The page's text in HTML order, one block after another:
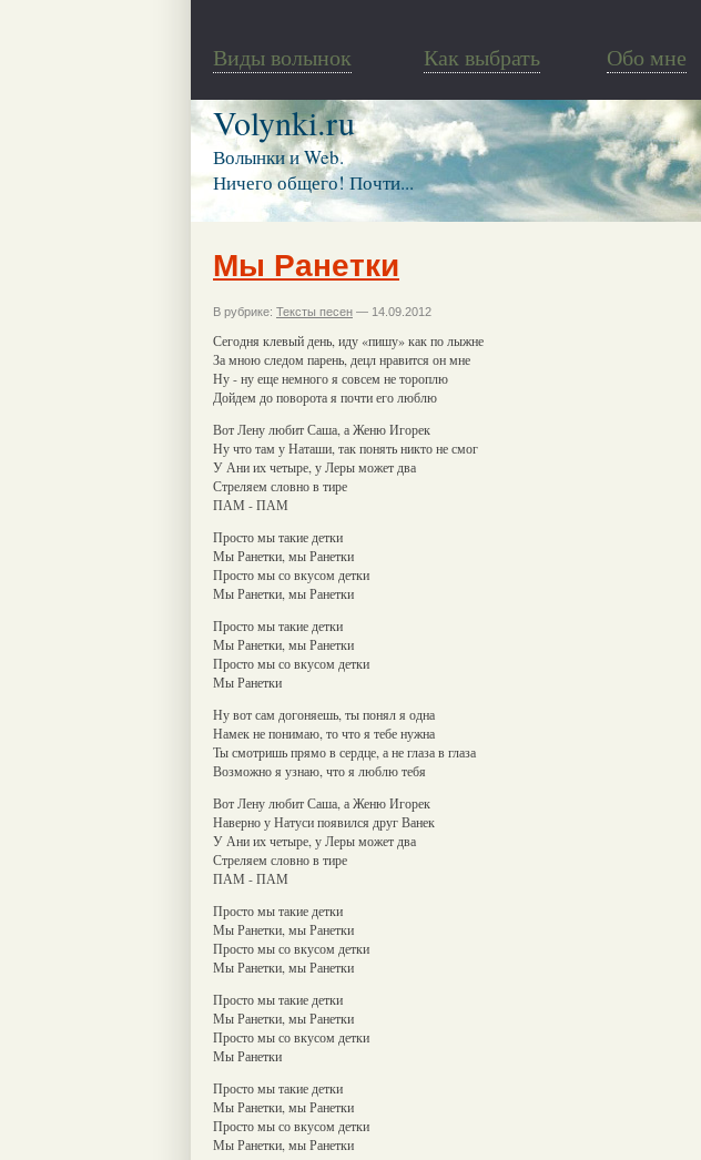
Виды волынок Как выбрать Обо мне
Volynki.ru
Волынки и Web.
Ничего общего! Почти...
Мы Ранетки
В рубрике: Тексты песен — 14.09.2012
Сегодня клевый день, иду «пишу» как по лыжне
За мною следом парень, децл нравится он мне
Ну - ну еще немного я совсем не тороплю
Дойдем до поворота я почти его люблю
Вот Лену любит Саша, а Женю Игорек
Ну что там у Наташи, так понять никто не смог
У Ани их четыре, у Леры может два
Стреляем словно в тире
ПАМ - ПАМ
Просто мы такие детки
Мы Ранетки, мы Ранетки
Просто мы со вкусом детки
Мы Ранетки, мы Ранетки
Просто мы такие детки
Мы Ранетки, мы Ранетки
Просто мы со вкусом детки
Мы Ранетки
Ну вот сам догоняешь, ты понял я одна
Намек не понимаю, то что я тебе нужна
Ты смотришь прямо в сердце, а не глаза в глаза
Возможно я узнаю, что я люблю тебя
Вот Лену любит Саша, а Женю Игорек
Наверно у Натуси появился друг Ванек
У Ани их четыре, у Леры может два
Стреляем словно в тире
ПАМ - ПАМ
Просто мы такие детки
Мы Ранетки, мы Ранетки
Просто мы со вкусом детки
Мы Ранетки, мы Ранетки
Просто мы такие детки
Мы Ранетки, мы Ранетки
Просто мы со вкусом детки
Мы Ранетки
Просто мы такие детки
Мы Ранетки, мы Ранетки
Просто мы со вкусом детки
Мы Ранетки, мы Ранетки